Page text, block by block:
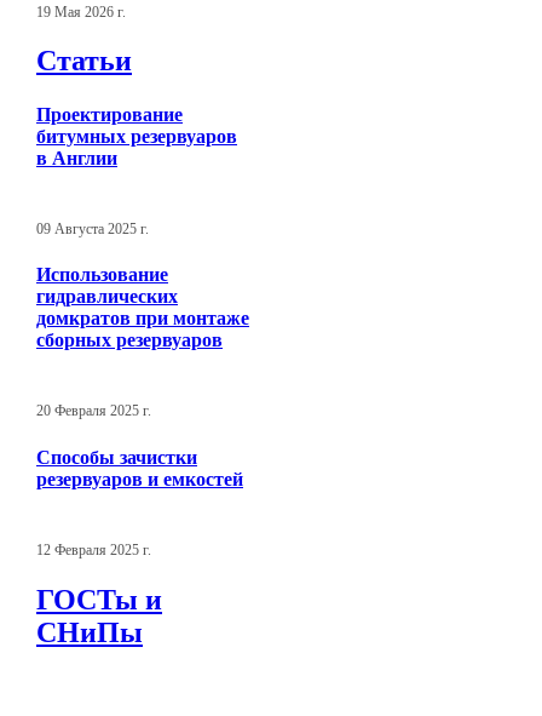
19 Мая 2026 г.
Статьи
Проектирование
битумных резервуаров
в Англии
09 Августа 2025 г.
Использование
гидравлических
домкратов при монтаже
сборных резервуаров
20 Февраля 2025 г.
Способы зачистки
резервуаров и емкостей
12 Февраля 2025 г.
ГОСТы и
СНиПы